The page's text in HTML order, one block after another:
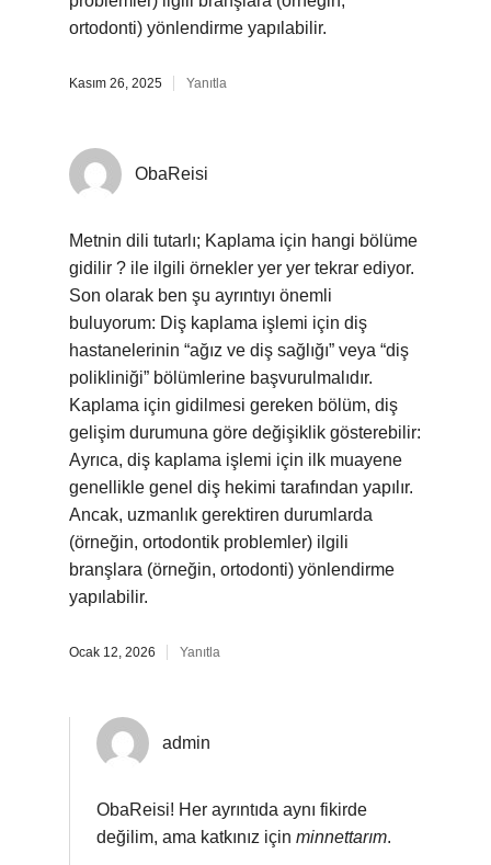
ortodonti) yönlendirme yapılabilir.
Kasım 26, 2025 Yanıtla
ObaReisi
Metnin dili tutarlı; Kaplama için hangi bölüme
gidilir ? ile ilgili örnekler yer yer tekrar ediyor.
Son olarak ben şu ayrıntıyı önemli
buluyorum: Diş kaplama işlemi için diş
hastanelerinin “ağız ve diş sağlığı” veya “diş
polikliniği” bölümlerine başvurulmalıdır.
Kaplama için gidilmesi gereken bölüm, diş
gelişim durumuna göre değişiklik gösterebilir:
Ayrıca, diş kaplama işlemi için ilk muayene
genellikle genel diş hekimi tarafından yapılır.
Ancak, uzmanlık gerektiren durumlarda
(örneğin, ortodontik problemler) ilgili
branşlara (örneğin, ortodonti) yönlendirme
yapılabilir.
Ocak 12, 2026 Yanıtla
admin
ObaReisi! Her ayrıntıda aynı fikirde
değilim, ama katkınız için minnettarım.